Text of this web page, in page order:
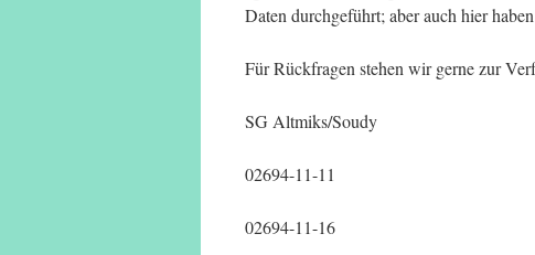
Daten durchgeführt; aber auch hier
Für Rückfragen stehen wir gerne zur
SG Altmiks/Soudy
02694-11-11
02694-11-16